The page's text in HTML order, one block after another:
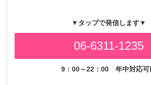
▼タップで発信します▼
06-6311-1235
9：00～22：00 年中対応可